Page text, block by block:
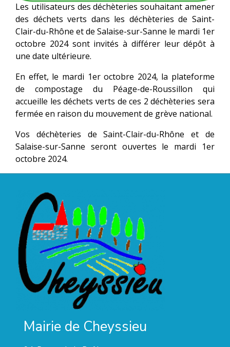
Les utilisateurs des déchèteries souhaitant amener
des déchets verts dans les déchèteries de Saint-
Clair-du-Rhône et de Salaise-sur-Sanne le mardi 1er
octobre 2024 sont invités à différer leur dépôt à
une date ultérieure.
En effet, le mardi 1er octobre 2024, la plateforme
de compostage du Péage-de-Roussillon qui
accueille les déchets verts de ces 2 déchèteries sera
fermée en raison du mouvement de grève national.
Vos déchèteries de Saint-Clair-du-Rhône et de
Salaise-sur-Sanne seront ouvertes le mardi 1er
octobre 2024.
Mairie de Cheyssieu